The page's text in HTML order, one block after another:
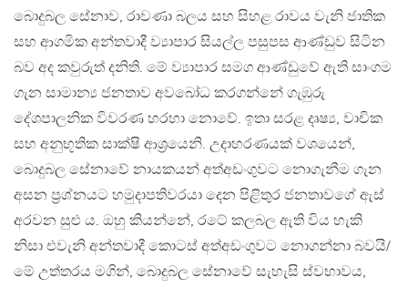
බොදුබල සේනාව, රාවණා බලය සහ සිහළ රාවය වැනි ජාතික
සහ ආගමික අන්තවාදී ව්‍යාපාර සියල්ල පසුපස ආණ්ඩුව සිටින
බව අද කවුරුත් දනිති. මේ ව්‍යාපාර සමග ආණ්ඩුවේ ඇති සාංගම
ගැන සාමාන්‍ය ජනතාව අවබෝධ කරගන්නේ ගැඹුරු
දේශපාලනික විවරණ හරහා නොවේ. ඉතා සරළ දෘෂ්‍ය, වාචික
සහ අනුභූතික සාක්ෂි ආශ‍්‍රයෙනි. උදාහරණයක් වශයෙන්,
බොදුබල සේනාවේ නායකයන් අත්අඩංගුවට නොගැනීම ගැන
අසන ප‍්‍රශ්නයට හමුදාපතිවරයා දෙන පිළිතුර ජනතාවගේ ඇස්
අරවන සුළු ය. ඔහු කියන්නේ, රටේ කලබල ඇති විය හැකි
නිසා එවැනි අන්තවාදී කොටස් අත්අඩංගුවට නොගන්නා බවයි/
මේ උත්තරය මගින්, බොදුබල සේනාවේ සැහැසි ස්වභාවය,